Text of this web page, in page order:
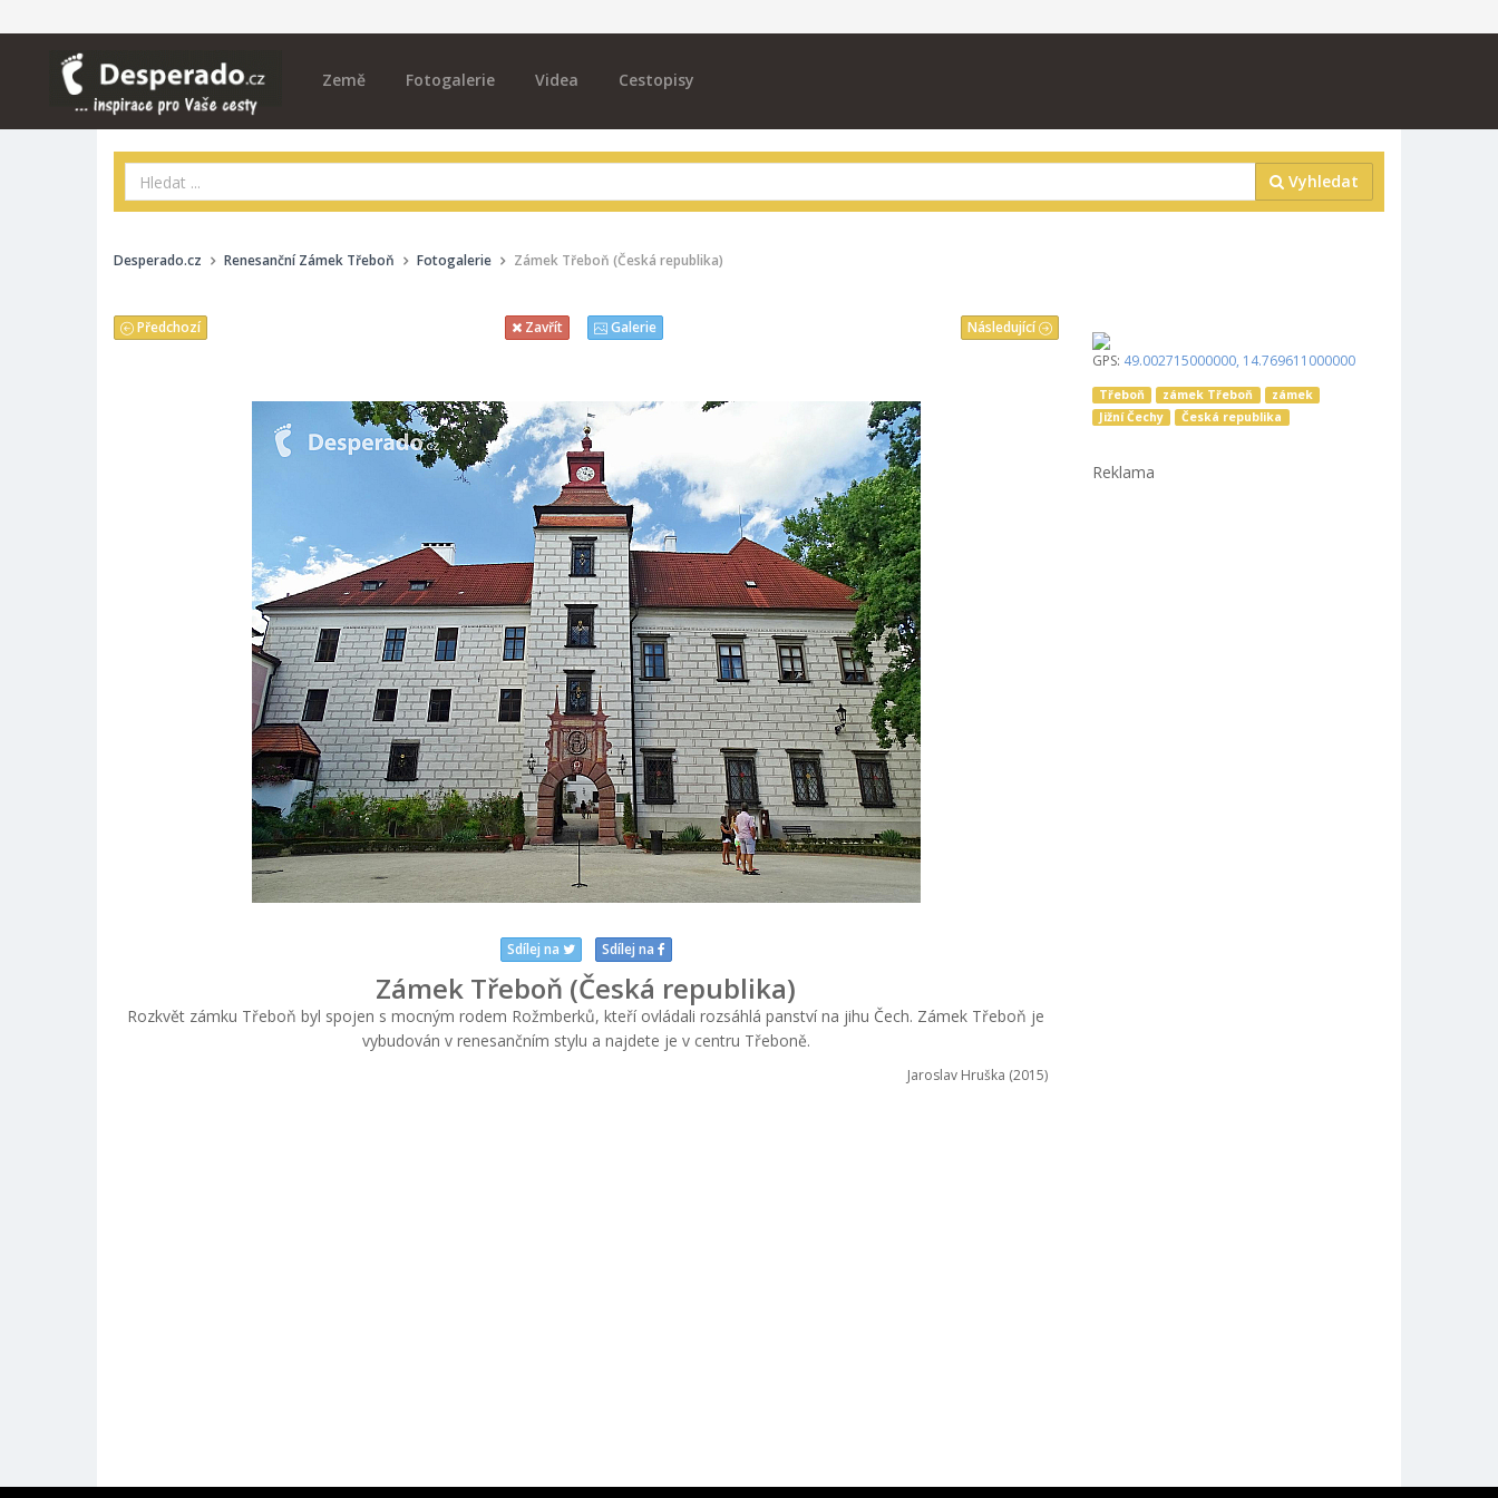
Země Fotogalerie Videa Cestopisy
Vyhledat
Desperado.cz Renesanční Zámek Třeboň Fotogalerie Zámek Třeboň (Česká republika)
Následující
Předchozí Zavřít Galerie
Sdílej na Sdílej na
Zámek Třeboň (Česká republika)
Rozkvět zámku Třeboň byl spojen s mocným rodem Rožmberků, kteří ovládali rozsáhlá panství na jihu Čech. Zámek Třeboň je
vybudován v renesančním stylu a najdete je v centru Třeboně.
Jaroslav Hruška (2015)
GPS: 49.002715000000, 14.769611000000
Třeboň zámek Třeboň
zámek
Jižní Čechy
Česká republika
Reklama